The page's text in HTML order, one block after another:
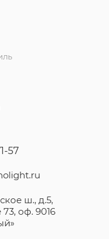
57
ш., д.5,
оф. 9016